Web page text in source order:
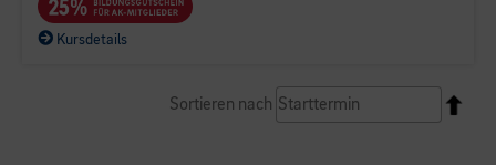
Kursdetails
Sortieren nach